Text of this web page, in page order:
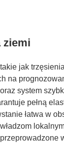
ziemi
jak
na
system
pełną
łatwa w